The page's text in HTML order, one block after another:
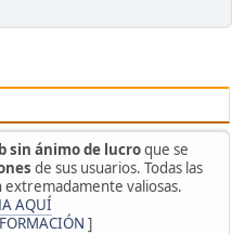
sin ánimo de lucroque se
de sus usuarios. Todas las
extremadamente valiosas.
AQUÍ
]